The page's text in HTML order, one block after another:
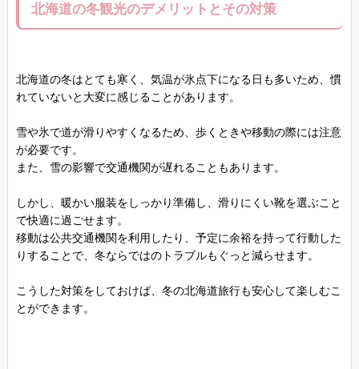
北海道の冬観光のデメリットとその対策
北海道の冬はとても寒く、気温が氷点下になる日も多いため、慣
れていないと大変に感じることがあります。
雪や氷で道が滑りやすくなるため、歩くときや移動の際には注意
が必要です。
また、雪の影響で交通機関が遅れることもあります。
しかし、暖かい服装をしっかり準備し、滑りにくい靴を選ぶこと
で快適に過ごせます。
移動は公共交通機関を利用したり、予定に余裕を持って行動した
りすることで、冬ならではのトラブルもぐっと減らせます。
こうした対策をしておけば、冬の北海道旅行も安心して楽しむこ
とができます。